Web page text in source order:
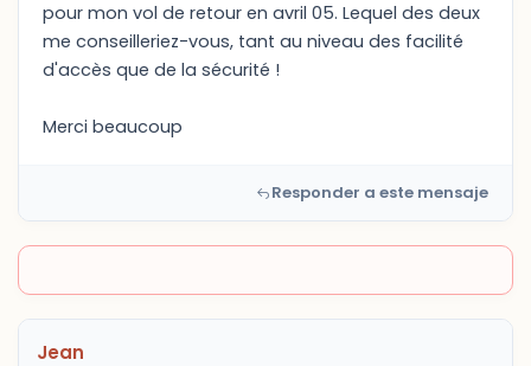
pour mon vol de retour en avril 05. Lequel des deux
me conseilleriez-vous, tant au niveau des facilité
d'accès que de la sécurité !
Merci beaucoup
Responder a este mensaje
Jean